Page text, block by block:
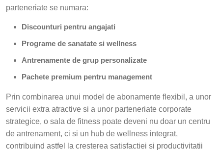
parteneriate se numara:
Discounturi pentru angajati
Programe de sanatate si wellness
Antrenamente de grup personalizate
Pachete premium pentru management
Prin combinarea unui model de abonamente flexibil, a unor
servicii extra atractive si a unor parteneriate corporate
strategice, o sala de fitness poate deveni nu doar un centru
de antrenament, ci si un hub de wellness integrat,
contribuind astfel la cresterea satisfactiei si productivitatii